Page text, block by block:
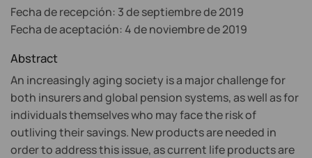
Fecha de recepción: 3 de septiembre de 2019
Fecha de aceptación: 4 de noviembre de 2019
Abstract
An increasingly aging society is a major challenge for
both insurers and global pension systems, as well as for
individuals themselves who may face the risk of
outliving their savings. New products are needed in
order to address this issue, as current life products are